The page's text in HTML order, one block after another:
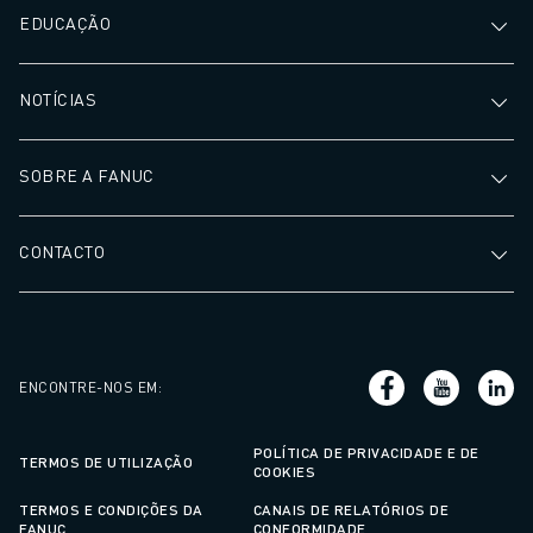
EDUCAÇÃO
NOTÍCIAS
SOBRE A FANUC
CONTACTO
ENCONTRE-NOS EM :
TERMOS DE UTILIZAÇÃO
POLÍTICA DE PRIVACIDADE E DE
COOKIES
TERMOS E CONDIÇÕES DA
FANUC
CANAIS DE RELATÓRIOS DE
CONFORMIDADE